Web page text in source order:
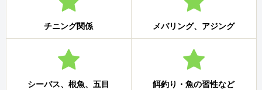
チニング関係 メバリング、アジング
シーバス、根魚、五目 餌釣り・魚の習性など